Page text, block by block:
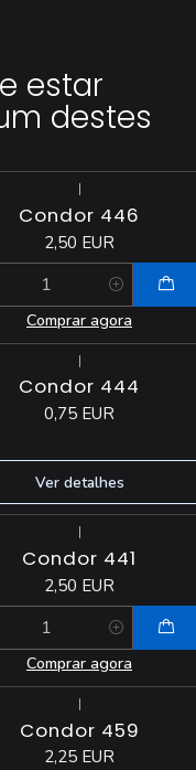
estar
destes
|
Condor 446
2,50 EUR
Comprar agora
|
Condor 444
0,75 EUR
Ver detalhes
|
Condor 441
2,50 EUR
Comprar agora
|
Condor 459
2,25 EUR